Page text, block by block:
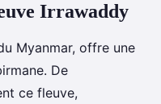
Irrawaddy
Myanmar, offre une
De
ce fleuve,